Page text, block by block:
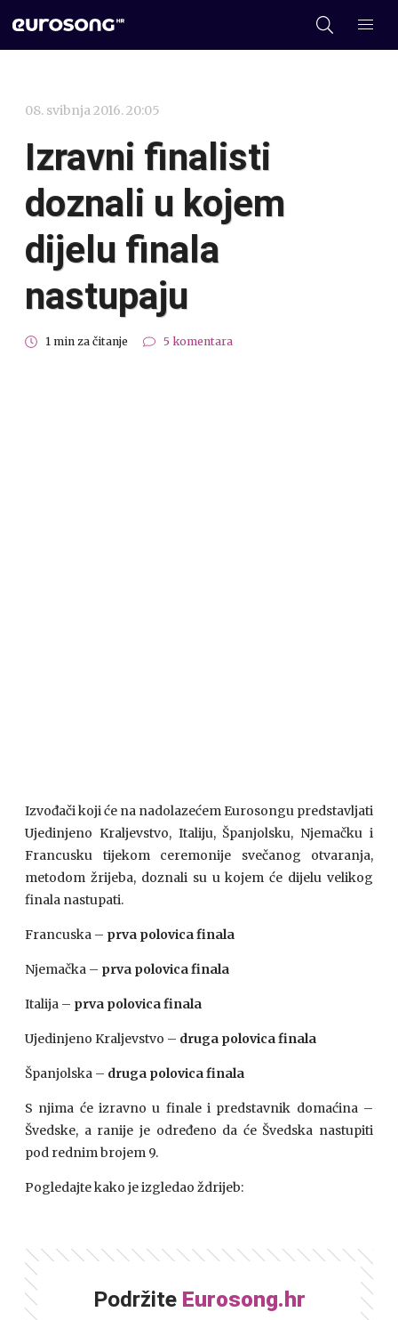
08. svibnja 2016. 20:05
Izravni finalisti
doznali u kojem
dijelu finala
nastupaju
1 min za čitanje 5 komentara
Izvođači koji će na nadolazećem Eurosongu predstavljati
Ujedinjeno Kraljevstvo, Italiju, Španjolsku, Njemačku i
Francusku tijekom ceremonije svečanog otvaranja,
metodom žrijeba, doznali su u kojem će dijelu velikog
finala nastupati.
Francuska – prva polovica finala
Njemačka – prva polovica finala
Italija – prva polovica finala
Ujedinjeno Kraljevstvo – druga polovica finala
Španjolska – druga polovica finala
S njima će izravno u finale i predstavnik domaćina –
Švedske, a ranije je određeno da će Švedska nastupiti
pod rednim brojem 9.
Pogledajte kako je izgledao ždrijeb:
Podržite Eurosong.hr